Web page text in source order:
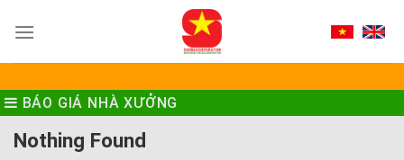
BÁO GIÁ NHÀ XƯỞNG
Nothing Found